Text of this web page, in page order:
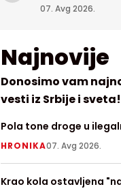
07. Avg 2026.
Najnovije
Donosimo vam
vesti iz Srbije i sveta!
Pola tone droge u
laboratoriji
HRONIKA07. Avg 2026.
Krao kola ostavljena